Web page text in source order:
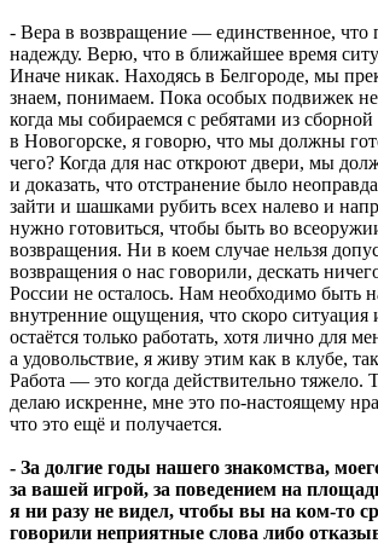
- Вера в возвращение — единственное, что
надежду. Верю, что в ближайшее время
Иначе никак. Находясь в Белгороде, мы
знаем, понимаем. Пока особых подвижек
когда мы собираемся с ребятами из сборной
в Новогорске, я говорю, что мы должны
чего? Когда для нас откроют двери, мы
и доказать, что отстранение было
зайти и шашками рубить всех налево и
нужно готовиться, чтобы быть во
возвращения. Ни в коем случае нельзя
возвращения о нас говорили, дескать
России не осталось. Нам необходимо быть
внутренние ощущения, что скоро
остаётся только работать, хотя лично для
а удовольствие, я живу этим как в клубе,
Работа — это когда действительно тяжело.
делаю искренне, мне это по-настоящему
что это ещё и получается.
- За долгие годы нашего знакомства,
за вашей игрой, за поведением на
я ни разу не видел, чтобы вы на ком-то
говорили неприятные слова либо